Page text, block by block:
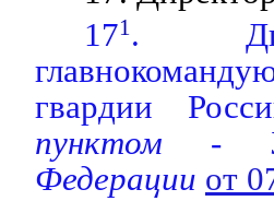
171 .
гвардии
пунктом -
Федерации от